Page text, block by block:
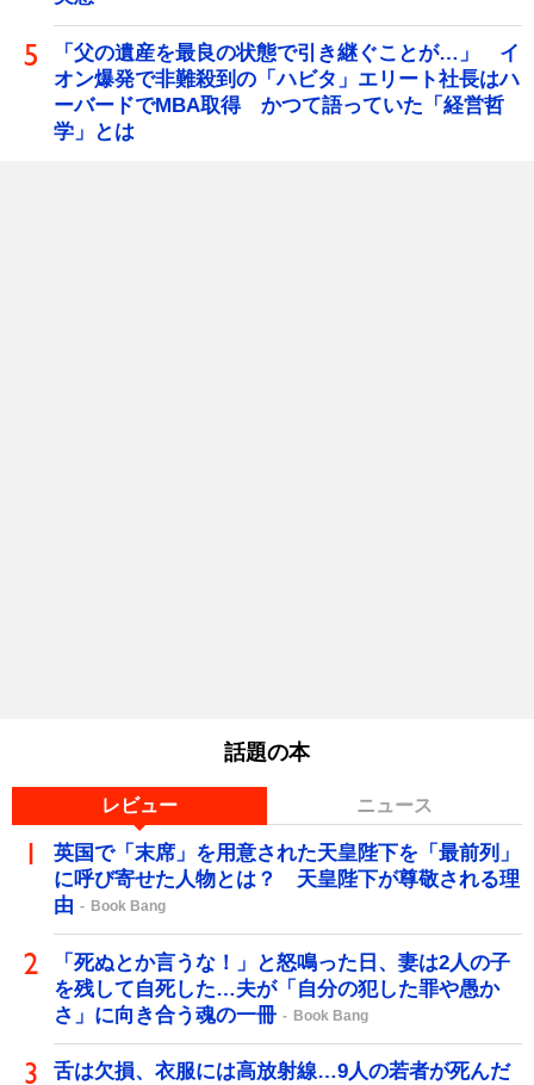
「父の遺産を最良の状態で引き継ぐことが…」 イ
オン爆発で非難殺到の「ハビタ」エリート社長はハ
ーバードでMBA取得 かつて語っていた「経営哲
学」とは
話題の本
レビュー ニュース
英国で「末席」を用意された天皇陛下を「最前列」
に呼び寄せた人物とは？ 天皇陛下が尊敬される理
由
Book Bang
「死ぬとか言うな！」と怒鳴った日、妻は2人の子
を残して自死した…夫が「自分の犯した罪や愚か
さ」に向き合う魂の一冊
Book Bang
舌は欠損、衣服には高放射線…9人の若者が死んだ